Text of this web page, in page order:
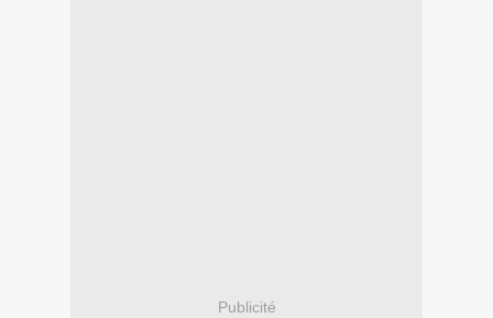
Publicité